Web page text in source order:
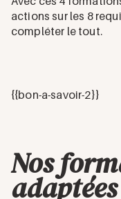
actions sur les 8
compléter le tout.
{{bon-a-savoir-2}}
Nos